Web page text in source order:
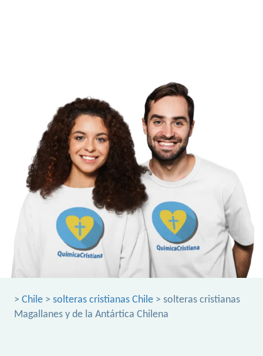
> Chile > solteras cristianas Chile > solteras cristianas
Magallanes y de la Antártica Chilena